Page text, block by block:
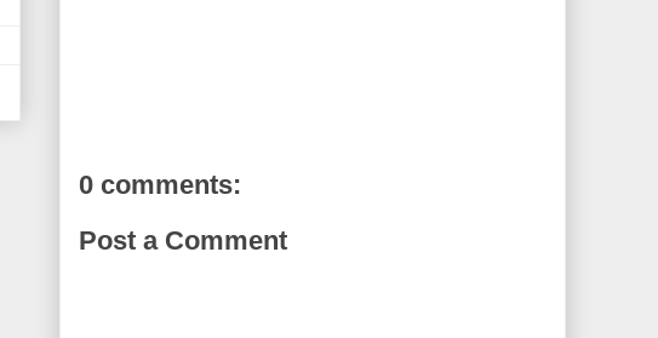
0 comments:
Post a Comment